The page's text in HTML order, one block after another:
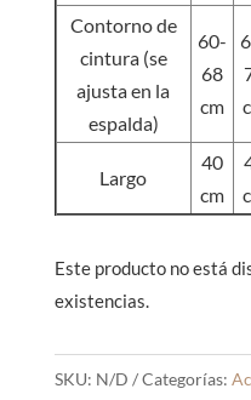
Contorno de
cintura (se
ajusta en la
espalda)
60-
68
cm
Largo
40
cm
Este producto no está
existencias.
SKU: N/D Categorías: